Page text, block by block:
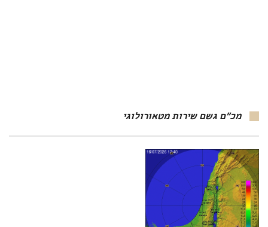
מכ"ם גשם שירות מטאורולוגי